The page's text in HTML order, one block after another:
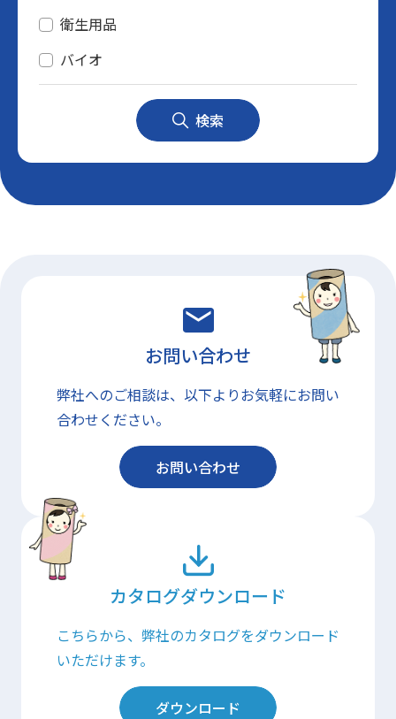
衛生用品
バイオ
検索
お問い合わせ
弊社へのご相談は、以下よりお気軽にお問い
合わせください。
お問い合わせ
カタログダウンロード
こちらから、弊社のカタログをダウンロード
いただけます。
ダウンロード